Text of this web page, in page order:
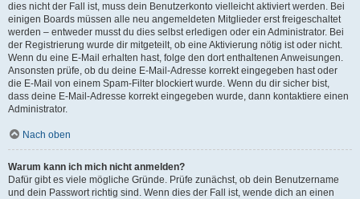
dies nicht der Fall ist, muss dein Benutzerkonto vielleicht aktiviert werden. Bei
einigen Boards müssen alle neu angemeldeten Mitglieder erst freigeschaltet
werden – entweder musst du dies selbst erledigen oder ein Administrator. Bei
der Registrierung wurde dir mitgeteilt, ob eine Aktivierung nötig ist oder nicht.
Wenn du eine E-Mail erhalten hast, folge den dort enthaltenen Anweisungen.
Ansonsten prüfe, ob du deine E-Mail-Adresse korrekt eingegeben hast oder
die E-Mail von einem Spam-Filter blockiert wurde. Wenn du dir sicher bist,
dass deine E-Mail-Adresse korrekt eingegeben wurde, dann kontaktiere einen
Administrator.
Nach oben
Warum kann ich mich nicht anmelden?
Dafür gibt es viele mögliche Gründe. Prüfe zunächst, ob dein Benutzername
und dein Passwort richtig sind. Wenn dies der Fall ist, wende dich an einen